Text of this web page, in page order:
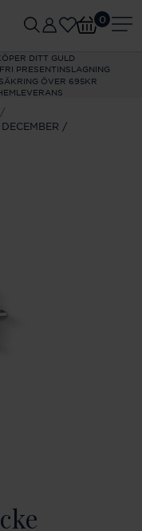
DITT GULD
PRESENTINSLAGNING
ÖVER 695KR
0